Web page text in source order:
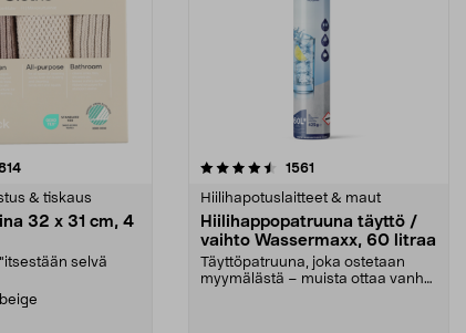
arvostelut
& tiskaus
32 x 31 cm, 4
selvä
1561
Hiilihapotuslaitteet & maut
Hiilihappopatruuna täyttö /
vaihto Wassermaxx, 60 litraa
Täyttöpatruuna, joka ostetaan
myymälästä – muista ottaa vanha
4.5viidestä